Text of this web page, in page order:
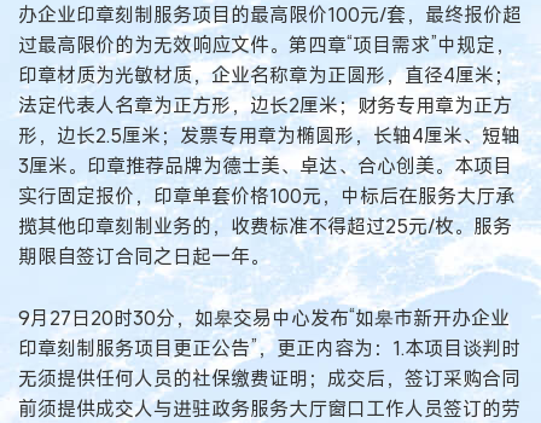
办企业印章刻制服务项目的最高限价100元/套，最终报价超
过最高限价的为无效响应文件。第四章“项目需求”中规定，
印章材质为光敏材质，企业名称章为正圆形，直径4厘米；
法定代表人名章为正方形，边长2厘米；财务专用章为正方
形，边长2.5厘米；发票专用章为椭圆形，长轴4厘米、短轴
3厘米。印章推荐品牌为德士美、卓达、合心创美。本项目
实行固定报价，印章单套价格100元，中标后在服务大厅承
揽其他印章刻制业务的，收费标准不得超过25元/枚。服务
期限自签订合同之日起一年。
9月27日20时30分，如皋交易中心发布“如皋市新开办企业
印章刻制服务项目更正公告”，更正内容为：1.本项目谈判时
无须提供任何人员的社保缴费证明；成交后，签订采购合同
前须提供成交人与进驻政务服务大厅窗口工作人员签订的劳